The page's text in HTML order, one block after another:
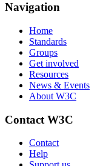
Navigation
Home
Standards
Groups
Get involved
Resources
News & Events
About W3C
Contact W3C
Contact
Help